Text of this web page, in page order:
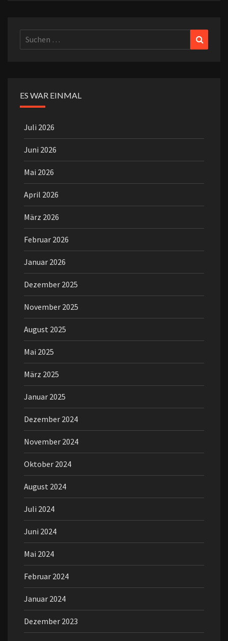
Suchen
nach:
ES WAR EINMAL
Juli 2026
Juni 2026
Mai 2026
April 2026
März 2026
Februar 2026
Januar 2026
Dezember 2025
November 2025
August 2025
Mai 2025
März 2025
Januar 2025
Dezember 2024
November 2024
Oktober 2024
August 2024
Juli 2024
Juni 2024
Mai 2024
Februar 2024
Januar 2024
Dezember 2023